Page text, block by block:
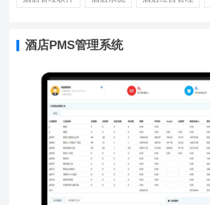
酒店PMS管理系统